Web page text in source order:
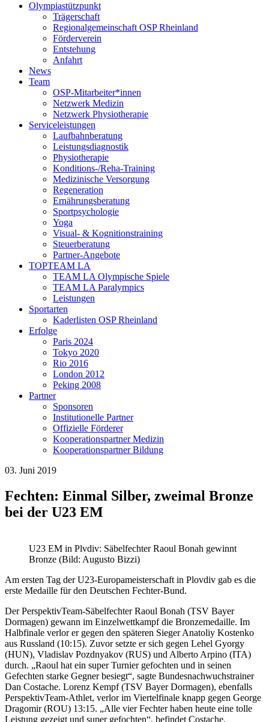
Olympiastützpunkt
Trägerschaft
Regionalgemeinschaft OSP Rheinland
Förderverein
Entstehung
Anfahrt
News
Team
OSP-Mitarbeiter*innen
Netzwerk Medizin
Netzwerk Physiotherapie
Serviceleistungen
Laufbahnberatung
Leistungsdiagnostik
Physiotherapie
Konditions-/Reha-Training
Medizinische Versorgung
Regeneration
Ernährungsberatung
Sportpsychologie
Yoga
Visual- & Kognitionstraining
Steuerberatung
Partner-Angebote
TOPTEAM LA
TEAM LA Olympische Spiele
TEAM LA Paralympics
Leistungen
Sportarten
Kaderlisten OSP Rheinland
Erfolge
Paris 2024
Tokyo 2020
Rio 2016
London 2012
Peking 2008
Partner
Sponsoren
Institutionelle Partner
Offizielle Förderer
Kooperationspartner Medizin
Kooperationspartner Bildung
03. Juni 2019
Fechten: Einmal Silber, zweimal Bronze
bei der U23 EM
U23 EM in Plvdiv: Säbelfechter Raoul Bonah gewinnt
Bronze (Bild: Augusto Bizzi)
Am ersten Tag der U23-Europameisterschaft in Plovdiv gab es die
erste Medaille für den Deutschen Fechter-Bund.
Der PerspektivTeam-Säbelfechter Raoul Bonah (TSV Bayer
Dormagen) gewann im Einzelwettkampf die Bronzemedaille. Im
Halbfinale verlor er gegen den späteren Sieger Anatoliy Kostenko
aus Russland (10:15). Zuvor setzte er sich gegen Lehel Gyorgy
(HUN), Vladislav Pozdnyakov (RUS) und Alberto Arpino (ITA)
durch. „Raoul hat ein super Turnier gefochten und in seinen
Gefechten starke Gegner besiegt“, sagte Bundesnachwuchstrainer
Dan Costache. Lorenz Kempf (TSV Bayer Dormagen), ebenfalls
PerspektivTeam-Athlet, verlor im Viertelfinale knapp gegen George
Dragomir (ROU) 13:15. „Alle vier Fechter haben heute eine tolle
Leistung gezeigt und super gefochten“, befindet Costache.